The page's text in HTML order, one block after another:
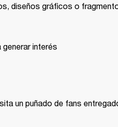
diseños gráficos o
generar interés
un puñado de fans